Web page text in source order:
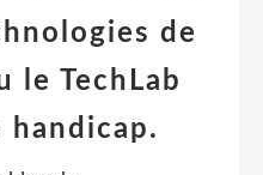
de
le TechLab
handicap.